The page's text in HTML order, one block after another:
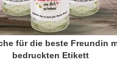
für die beste Freundin
bedruckten Etikett